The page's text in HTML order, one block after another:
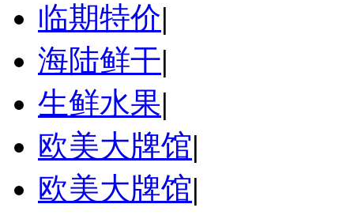
临期特价|
海陆鲜干|
生鲜水果|
欧美大牌馆|
欧美大牌馆|